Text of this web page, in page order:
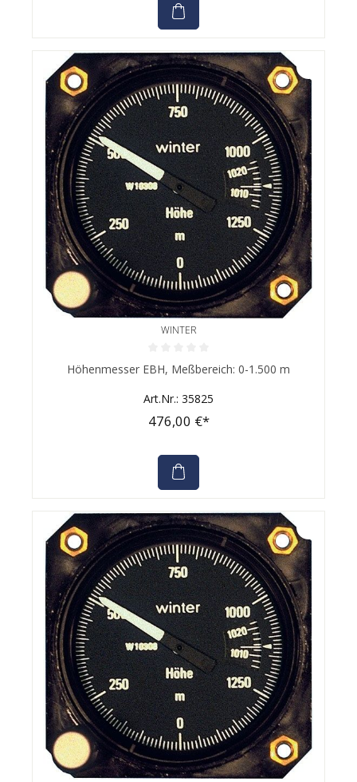
WINTER
Durchschnittliche Bewertung von 0 von 5 Sternen
Höhenmesser EBH, Meßbereich: 0-1.500 m
Art.Nr.: 35825
476,00 €*